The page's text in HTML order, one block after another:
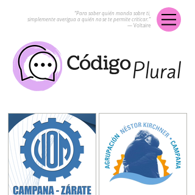
“Para saber quién manda sobre ti,
simplemente averigua a quién no se te permite criticar.”
― Voltaire